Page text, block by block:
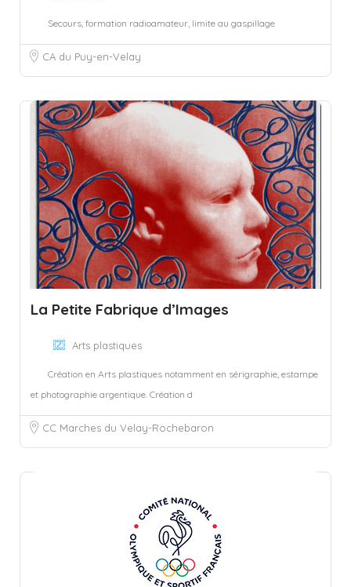
Secours, formation radioamateur, limite au gaspillage
CA du Puy-en-Velay
La Petite Fabrique d’Images
Arts plastiques
Création en Arts plastiques notamment en sérigraphie, estampe
et photographie argentique. Création d
CC Marches du Velay-Rochebaron